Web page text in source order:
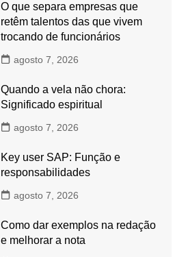
O que separa empresas que
retêm talentos das que vivem
trocando de funcionários
agosto 7, 2026
Quando a vela não chora:
Significado espiritual
agosto 7, 2026
Key user SAP: Função e
responsabilidades
agosto 7, 2026
Como dar exemplos na redação
e melhorar a nota